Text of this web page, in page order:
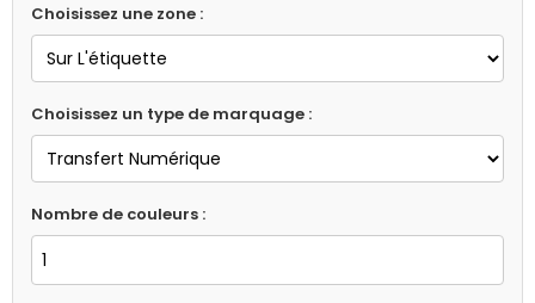
Choisissez une zone :
Choisissez un type de marquage :
Nombre de couleurs :